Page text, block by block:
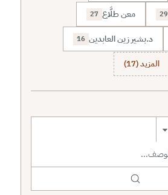
29 معن طلَّاع 27
د.بشير زين العابدين 16
المزيد (17)